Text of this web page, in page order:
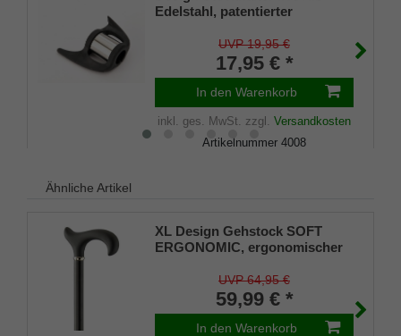
Edelstahl, patentierter
(18 - 22mm), Weichgummi
UVP 19,95 €
17,95 € *
In den Warenkorb
inkl. ges. MwSt. zzgl. Versandkosten
Artikelnummer 4008
Ähnliche Artikel
XL Design Gehstock SOFT
ERGONOMIC, ergonomischer
Leichtmetall, schwarz
pulverbeschichtet,
höhenverstellbar, Gummipuffer
UVP 64,95 €
59,99 € *
In den Warenkorb